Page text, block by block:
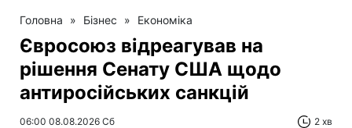
Головна » Бізнес » Економіка
Євросоюз відреагував на
рішення Сенату США щодо
антиросійських санкцій
06:00 08.08.2026 Сб 2 хв